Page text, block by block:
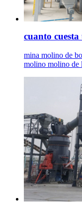
cuanto
mina molino de
molino molino de